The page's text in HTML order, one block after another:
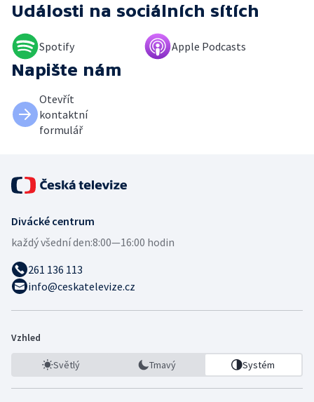
Události na sociálních sítích
Spotify Apple Podcasts
Napište nám
Otevřít
kontaktní
formulář
Divácké centrum
každý všední den:8:00—16:00 hodin
261 136 113
info@ceskatelevize.cz
Vzhled
Světlý Tmavý Systém